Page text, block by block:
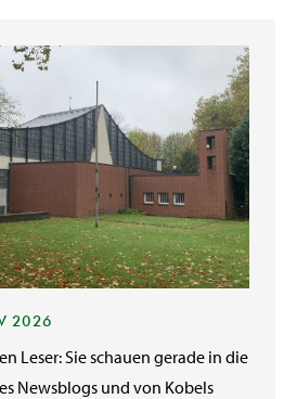
2026
Leser: Sie schauen gerade in die
Newsblogs und von Kobels